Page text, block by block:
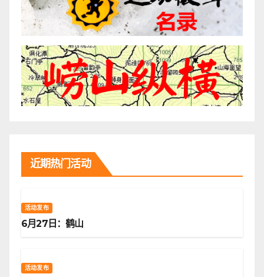
近期热门活动
活动发布
6月27日：鹤山
活动发布